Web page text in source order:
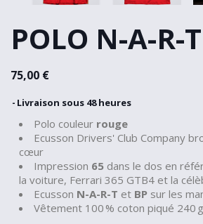
POLO N-A-R-T
75,00 €
Livraison sous 48 heures
Polo couleur rouge
Ecusson Drivers' Club Company
cœur
Impression 65 dans le dos en
la voiture, Ferrari 365 GTB4 et la
Ecusson N-A-R-T et BP sur les
Vêtement 100 % coton piqué 240 g